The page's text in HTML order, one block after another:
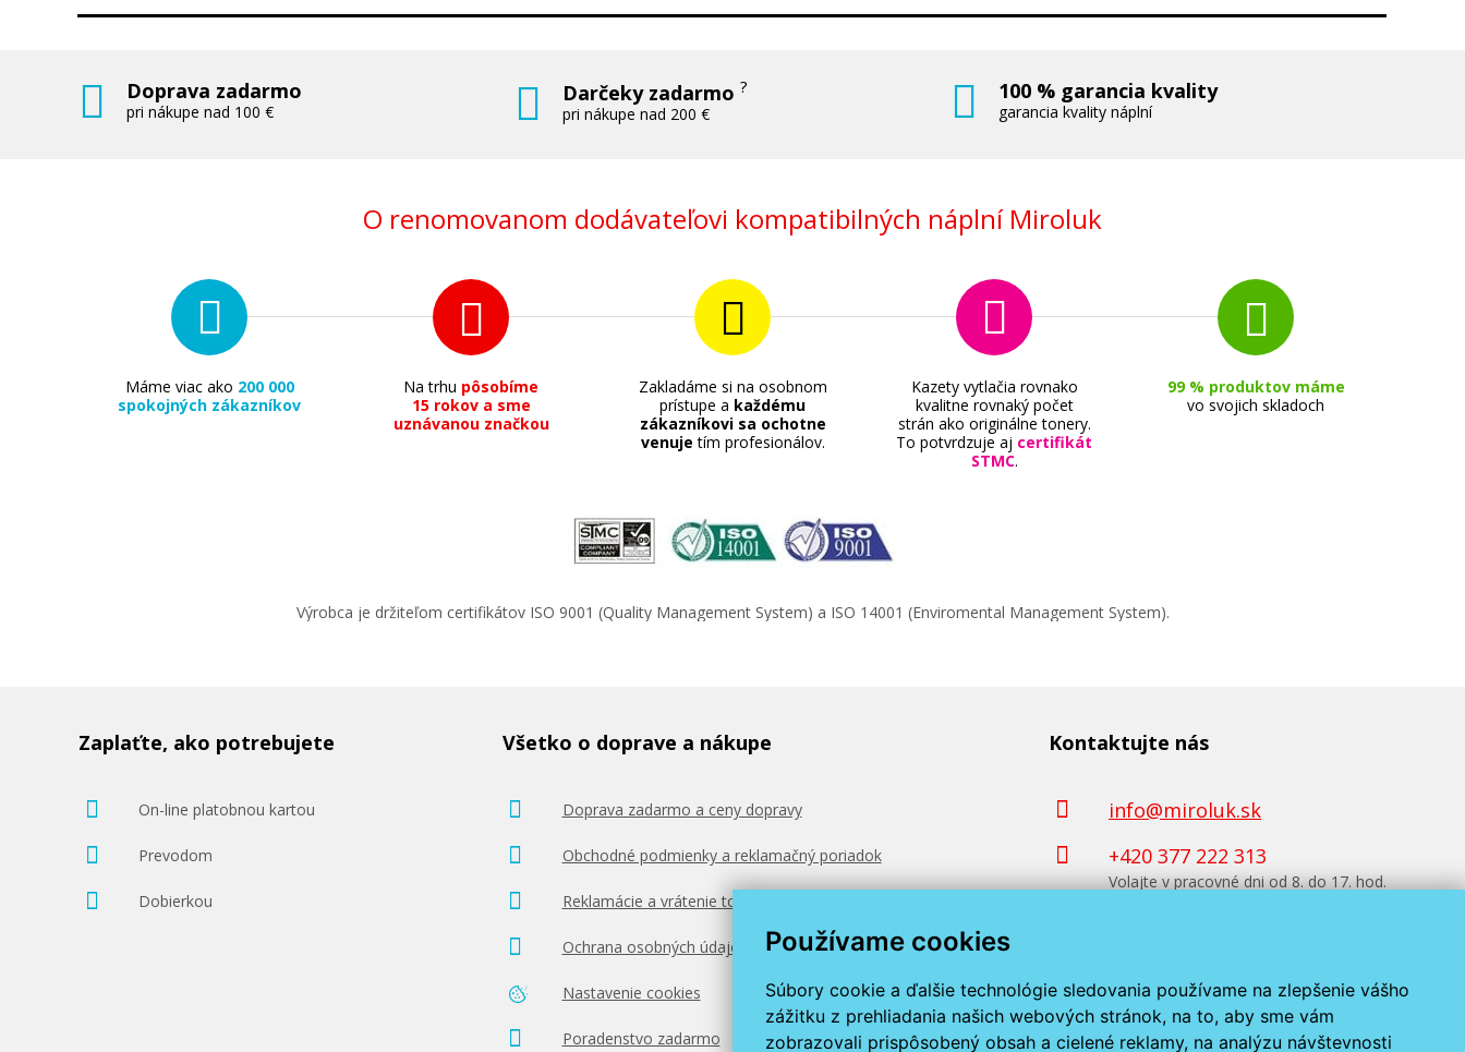
Používame cookies
Súbory cookie a ďalšie technológie sledovania používame na zlepšenie vášho
zážitku z prehliadania našich webových stránok, na to, aby sme vám
zobrazovali prispôsobený obsah a cielené reklamy, na analýzu návštevnosti
Doprava zadarmo
pri nákupe nad 100 €
Darčeky zadarmo?
pri nákupe nad 200 €
100 % garancia kvality
garancia kvality náplní
O renomovanom dodávateľovi kompatibilných náplní Miroluk
Máme viac ako 200 000
spokojných zákazníkov
Na trhu pôsobíme
15 rokov a sme
uznávanou značkou
Zakladáme si na osobnom
prístupe a každému
zákazníkovi sa ochotne
venuje tím profesionálov.
Kazety vytlačia rovnako
kvalitne rovnaký počet
strán ako originálne tonery.
To potvrdzuje aj certifikát
STMC.
99 % produktov máme
vo svojich skladoch
Výrobca je držiteľom certifikátov ISO 9001 (Quality Management System) a ISO 14001 (Enviromental Management System).
Zaplaťte, ako potrebujete
On-line platobnou kartou
Prevodom
Dobierkou
Všetko o doprave a nákupe
Doprava zadarmo a ceny dopravy
Obchodné podmienky a reklamačný poriadok
Reklamácie a vrátenie tovaru
Ochrana osobných údajov
Nastavenie cookies
Poradenstvo zadarmo
Kontaktujte nás
info@miroluk.sk
+420 377 222 313
Volajte v pracovné dni od 8. do 17. hod.